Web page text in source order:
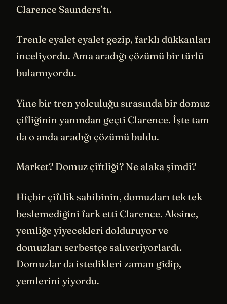
Clarence Saunders’tı.
Trenle eyalet eyalet gezip, farklı dükkanları
inceliyordu. Ama aradığı çözümü bir türlü
bulamıyordu.
Yine bir tren yolculuğu sırasında bir domuz
çifliğinin yanından geçti Clarence. İşte tam
da o anda aradığı çözümü buldu.
Market? Domuz çiftliği? Ne alaka şimdi?
Hiçbir çiftlik sahibinin, domuzları tek tek
beslemediğini fark etti Clarence. Aksine,
yemliğe yiyecekleri dolduruyor ve
domuzları serbestçe salıveriyorlardı.
Domuzlar da istedikleri zaman gidip,
yemlerini yiyordu.